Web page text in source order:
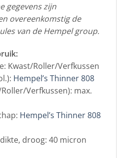
gegevens zijn
overeenkomstig de
van de Hempel group.
Kwast/Roller/Verfkussen
Hempel’s Thinner 808
Verfkussen): max.
Hempel’s Thinner 808
droog: 40 micron